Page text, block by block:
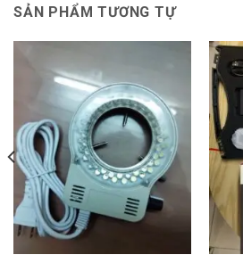
SẢN PHẨM TƯƠNG TỰ